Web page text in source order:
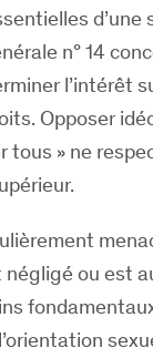
n° 14
l’intérêt
Opposer
tous » ne
ou est